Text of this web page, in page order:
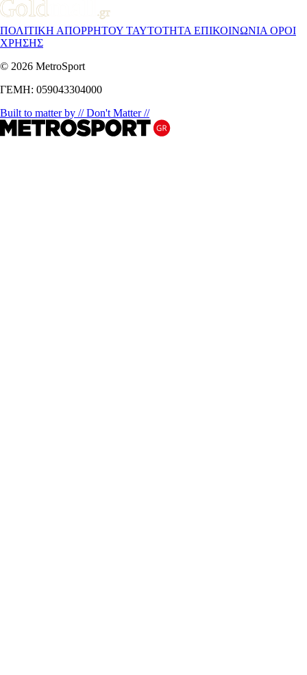
ΠΟΛΙΤΙΚΗ ΑΠΟΡΡΗΤΟΥ ΤΑΥΤΟΤΗΤΑ ΕΠΙΚΟΙΝΩΝΙΑ ΟΡΟΙ
ΧΡΗΣΗΣ
© 2026 MetroSport
ΓΕΜΗ: 059043304000
Built to matter by // Don't Matter //